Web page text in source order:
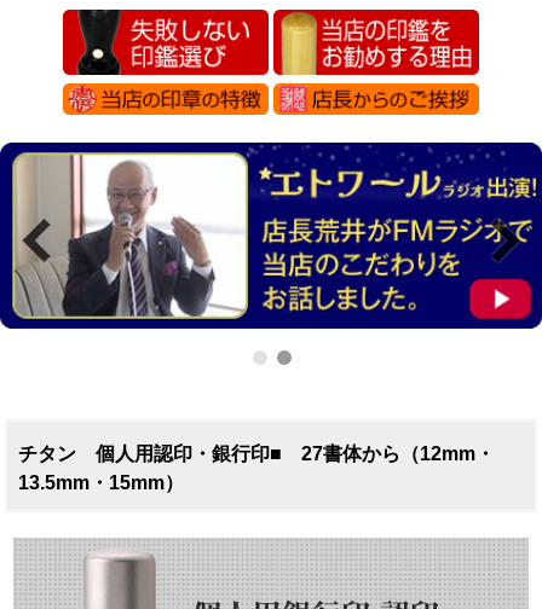
チタン 個人用認印・銀行印■ 27書体から（12mm・
13.5mm・15mm）